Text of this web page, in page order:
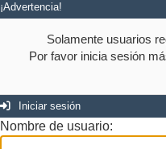
¡Advertencia!
Solamente usuarios
Por favor inicia sesión
Iniciar sesión
Nombre de usuario: